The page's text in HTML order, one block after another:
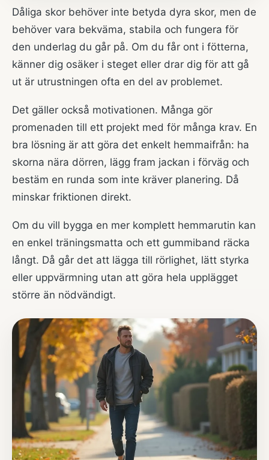
Dåliga skor behöver inte betyda dyra skor, men de
behöver vara bekväma, stabila och fungera för
den underlag du går på. Om du får ont i fötterna,
känner dig osäker i steget eller drar dig för att gå
ut är utrustningen ofta en del av problemet.
Det gäller också motivationen. Många gör
promenaden till ett projekt med för många krav. En
bra lösning är att göra det enkelt hemmaifrån: ha
skorna nära dörren, lägg fram jackan i förväg och
bestäm en runda som inte kräver planering. Då
minskar friktionen direkt.
Om du vill bygga en mer komplett hemmarutin kan
en enkel träningsmatta och ett gummiband räcka
långt. Då går det att lägga till rörlighet, lätt styrka
eller uppvärmning utan att göra hela upplägget
större än nödvändigt.